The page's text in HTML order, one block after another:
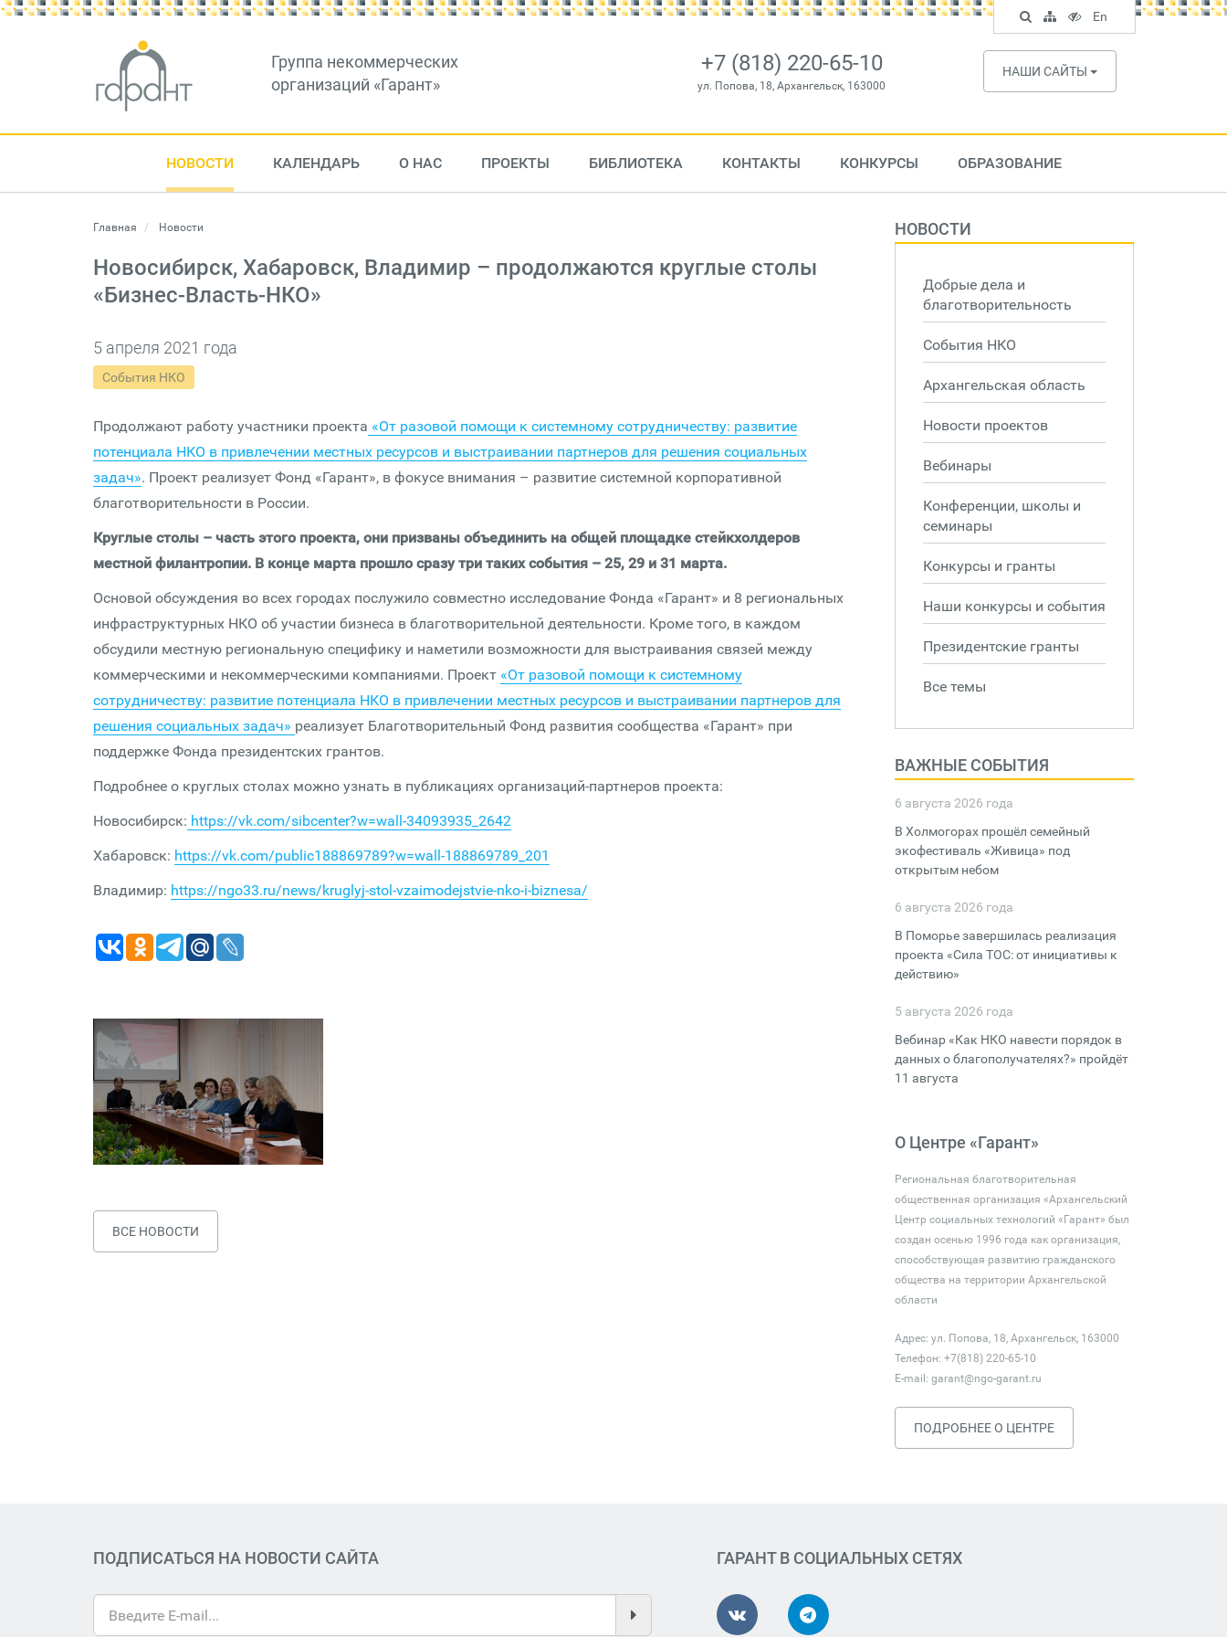
Группа некоммерческих
организаций «Гарант»
+7 (818) 220-65-10
ул. Попова, 18, Архангельск, 163000
НАШИ САЙТЫ
НОВОСТИ КАЛЕНДАРЬ О НАС ПРОЕКТЫ БИБЛИОТЕКА КОНТАКТЫ КОНКУРСЫ ОБРАЗОВАНИЕ
Главная Новости
Новосибирск, Хабаровск, Владимир – продолжаются круглые столы
«Бизнес-Власть-НКО»
5 апреля 2021 года
События НКО
Продолжают работу участники проекта «От разовой помощи к системному сотрудничеству: развитие
потенциала НКО в привлечении местных ресурсов и выстраивании партнеров для решения социальных
задач». Проект реализует Фонд «Гарант», в фокусе внимания – развитие системной корпоративной
благотворительности в России.
Круглые столы – часть этого проекта, они призваны объединить на общей площадке стейкхолдеров
местной филантропии. В конце марта прошло сразу три таких события – 25, 29 и 31 марта.
Основой обсуждения во всех городах послужило совместно исследование Фонда «Гарант» и 8 региональных
инфраструктурных НКО об участии бизнеса в благотворительной деятельности. Кроме того, в каждом
обсудили местную региональную специфику и наметили возможности для выстраивания связей между
коммерческими и некоммерческими компаниями. Проект «От разовой помощи к системному
сотрудничеству: развитие потенциала НКО в привлечении местных ресурсов и выстраивании партнеров для
решения социальных задач» реализует Благотворительный Фонд развития сообщества «Гарант» при
поддержке Фонда президентских грантов.
Подробнее о круглых столах можно узнать в публикациях организаций-партнеров проекта:
Новосибирск: https://vk.com/sibcenter?w=wall-34093935_2642
Хабаровск: https://vk.com/public188869789?w=wall-188869789_201
Владимир: https://ngo33.ru/news/kruglyj-stol-vzaimodejstvie-nko-i-biznesa/
ВСЕ НОВОСТИ
НОВОСТИ
Добрые дела и
благотворительность
События НКО
Архангельская область
Новости проектов
Вебинары
Конференции, школы и
семинары
Конкурсы и гранты
Наши конкурсы и события
Президентские гранты
Все темы
ВАЖНЫЕ СОБЫТИЯ
6 августа 2026 года
В Холмогорах прошёл семейный
экофестиваль «Живица» под
открытым небом
6 августа 2026 года
В Поморье завершилась реализация
проекта «Сила ТОС: от инициативы к
действию»
5 августа 2026 года
Вебинар «Как НКО навести порядок в
данных о благополучателях?» пройдёт
11 августа
О Центре «Гарант»
Региональная благотворительная
общественная организация «Архангельский
Центр социальных технологий «Гарант» был
создан осенью 1996 года как организация,
способствующая развитию гражданского
общества на территории Архангельской
области
Адрес: ул. Попова, 18, Архангельск, 163000
Телефон: +7(818) 220-65-10
E-mail: garant@ngo-garant.ru
ПОДРОБНЕЕ О ЦЕНТРЕ
ПОДПИСАТЬСЯ НА НОВОСТИ САЙТА ГАРАНТ В СОЦИАЛЬНЫХ СЕТЯХ
Поиск
по
сайту
Карта
сайта
Версия
для
слабовидящих
En
English